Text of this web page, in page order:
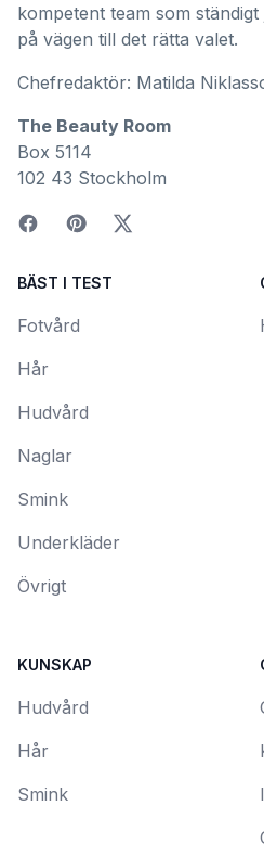
kompetent team som
på vägen till det rätta valet.
Chefredaktör: Matilda
The Beauty Room
Box 5114
102 43 Stockholm
BÄST I TEST
Fotvård
Hår
Hudvård
Naglar
Smink
Underkläder
Övrigt
KUNSKAP
Hudvård
Hår
Smink